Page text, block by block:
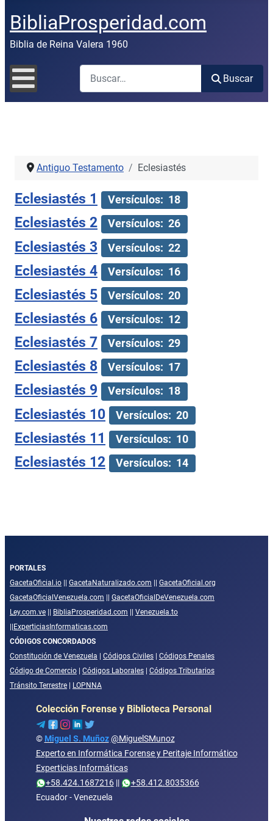
BibliaProsperidad.com
Biblia de Reina Valera 1960
Buscar
Buscar
Antiguo Testamento Eclesiastés
Eclesiastés 1 Versículos: 18
Eclesiastés 2 Versículos: 26
Eclesiastés 3 Versículos: 22
Eclesiastés 4 Versículos: 16
Eclesiastés 5 Versículos: 20
Eclesiastés 6 Versículos: 12
Eclesiastés 7 Versículos: 29
Eclesiastés 8 Versículos: 17
Eclesiastés 9 Versículos: 18
Eclesiastés 10 Versículos: 20
Eclesiastés 11 Versículos: 10
Eclesiastés 12 Versículos: 14
PORTALES
GacetaOficial.io
GacetaNaturalizado.com
GacetaOficial.org
GacetaOficialVenezuela.com
GacetaOficialDeVenezuela.com
Ley.com.ve
BibliaProsperidad.com
Venezuela.to
ExperticiasInformaticas.com
CÓDIGOS CONCORDADOS
Constitución de Venezuela
Códigos Civiles
Códigos Penales
Código de Comercio
Códigos Laborales
Códigos Tributarios
Tránsito Terrestre
LOPNNA
Colección Forense y Biblioteca Personal
© Miguel S. Muñoz @MiguelSMunoz
Experto en Informática Forense y Peritaje Informático
Experticias Informáticas
+58.424.1687216||
+58.412.8035366
Ecuador - Venezuela